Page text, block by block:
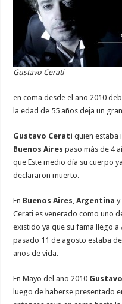
Gustavo Cerati
en coma desde el año 2010
la edad de 55 años deja un
Gustavo Cerati quien estaba
Buenos Aires paso más de 4
que Este medio día su cuerpo
declararon muerto.
En Buenos Aires,Argentina y
Cerati es venerado como uno
existido ya que su fama llego a
pasado 11 de agosto estaba
años de vida.
En Mayo del año 2010
luego de haberse presentado